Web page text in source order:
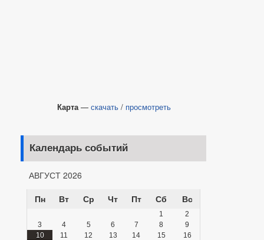
Карта — скачать / просмотреть
Календарь событий
АВГУСТ 2026
Пн
Вт Ср Чт Пт Сб Вс
1
2
3
4 5 6 7 8
9
10
11 12 13 14 15
16